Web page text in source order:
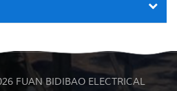
FUAN BIDIBAO ELECTRICAL